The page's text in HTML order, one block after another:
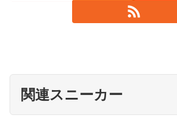
関連スニーカー